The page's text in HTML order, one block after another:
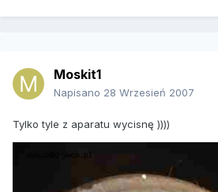
Moskit1
Napisano 28 Wrzesień 2007
Tylko tyle z aparatu wycisnę ))))